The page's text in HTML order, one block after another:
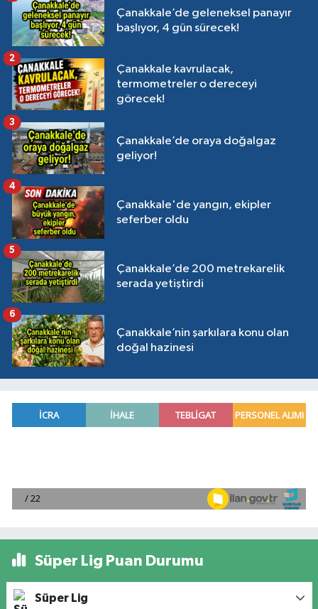
Çanakkale’de geleneksel panayır
başlıyor, 4 gün sürecek!
Çanakkale kavrulacak,
termometreler o dereceyi
görecek!
2
Çanakkale’de oraya doğalgaz
geliyor!
3
Çanakkale'de yangın, ekipler
seferber oldu
4
Çanakkale’de 200 metrekarelik
serada yetiştirdi
5
Çanakkale’nin şarkılara konu olan
doğal hazinesi
6
Süper Lig Puan Durumu
Süper Lig